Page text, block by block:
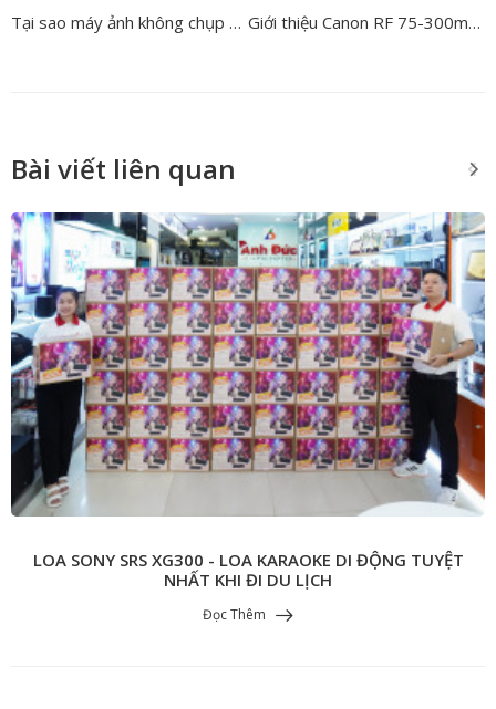
Tại sao máy ảnh không chụp được​? 8+ nguyên nhân và cách khắc phục Giới thiệu Canon RF 75-300mm F/4-5.6 – Sự trở lại của một tượng đài ống kính tele giá rẻ
Bài viết liên quan
LOA SONY SRS XG300 - LOA KARAOKE DI ĐỘNG TUYỆT
NHẤT KHI ĐI DU LỊCH
Đọc Thêm